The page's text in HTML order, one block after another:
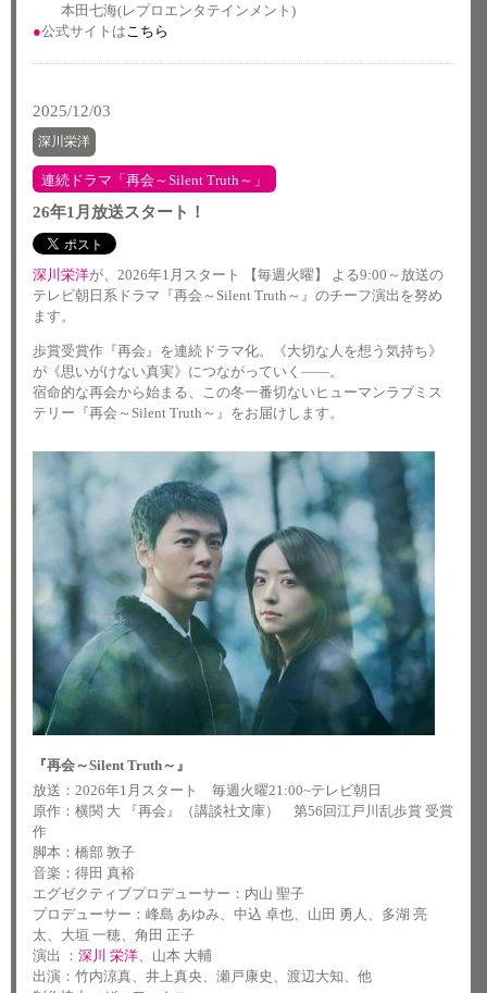
本田七海(レプロエンタテインメント)
●公式サイトは こちら
2025/12/03
深川栄洋
連続ドラマ「再会～Silent Truth～」
26年1月放送スタート！
深川栄洋が、2026年1月スタート 【毎週火曜】 よる9:00～放送の
テレビ朝日系ドラマ『再会～Silent Truth～』のチーフ演出を努め
ます。
歩賞受賞作『再会』を連続ドラマ化。《大切な人を想う気持ち》
が《思いがけない真実》につながっていく――。
宿命的な再会から始まる、この冬一番切ないヒューマンラブミス
テリー『再会～Silent Truth～』をお届けします。
『再会～Silent Truth～』
放送：2026年1月スタート 毎週火曜21:00~テレビ朝日
原作：横関 大 『再会』（講談社文庫） 第56回江戸川乱歩賞 受賞
作
脚本：橋部 敦子
音楽：得田 真裕
エグゼクティブプロデューサー：内山 聖子
プロデューサー：峰島 あゆみ、中込 卓也、山田 勇人、多湖 亮
太、大垣 一穂、角田 正子
演出 ： 深川 栄洋 、山本 大輔
出演：竹内涼真、井上真央、瀬戸康史、渡辺大知、他